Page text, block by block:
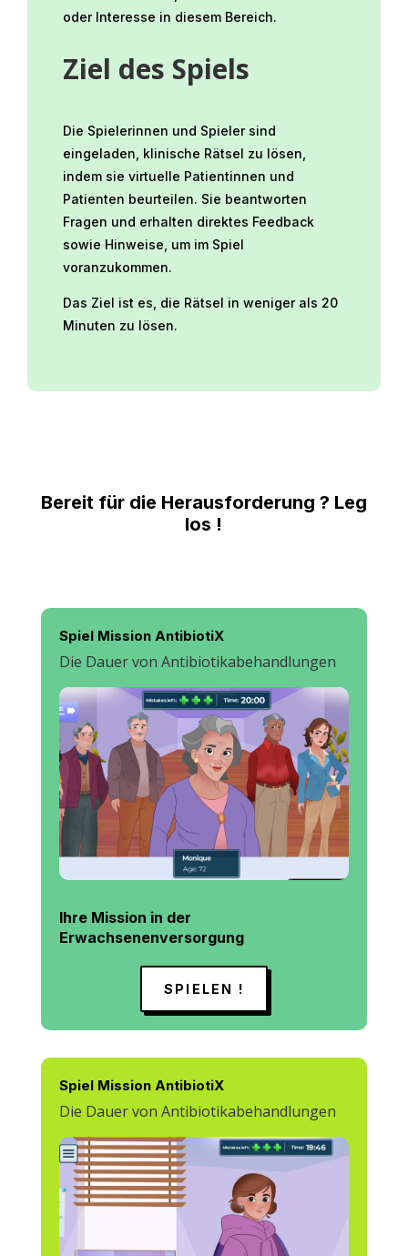
oder Interesse in diesem Bereich.
Ziel des Spiels
Die Spielerinnen und Spieler sind
eingeladen, klinische Rätsel zu lösen,
indem sie virtuelle Patientinnen und
Patienten beurteilen. Sie beantworten
Fragen und erhalten direktes Feedback
sowie Hinweise, um im Spiel
voranzukommen.
Das Ziel ist es, die Rätsel in weniger als 20
Minuten zu lösen.
Bereit für die Herausforderung ? Leg
los !
Spiel Mission AntibiotiX
Die Dauer von Antibiotikabehandlungen
Ihre Mission in der
Erwachsenenversorgung
SPIELEN !
Spiel Mission AntibiotiX
Die Dauer von Antibiotikabehandlungen